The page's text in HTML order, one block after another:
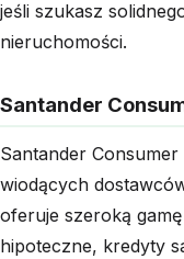
jeśli szukasz
nieruchomości.
Santander
Santander
wiodących
oferuje szeroką
hipoteczne, kredyty